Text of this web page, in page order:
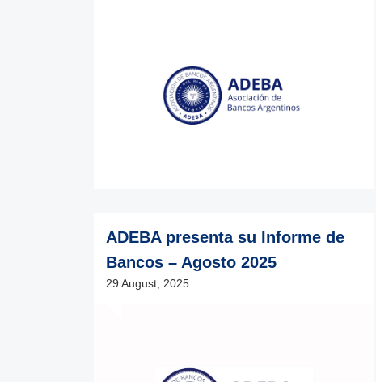
ADEBA presenta su Informe de
Bancos – Agosto 2025
29 August, 2025